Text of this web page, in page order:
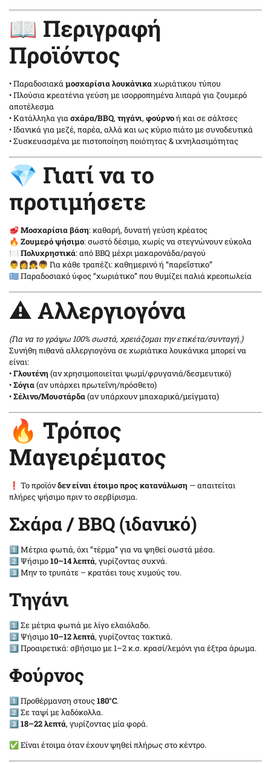
📖 Περιγραφή
Προϊόντος
• Παραδοσιακά μοσχαρίσια λουκάνικαχωριάτικου τύπου
• Πλούσια κρεατένια γεύση με ισορροπημένα λιπαρά για ζουμερό
αποτέλεσμα
• Κατάλληλα για σχάρα/BBQ, τηγάνι, φούρνοή και σε σάλτσες
• Ιδανικά για μεζέ, παρέα, αλλά και ως κύριο πιάτο με συνοδευτικά
• Συσκευασμένα με πιστοποίηση ποιότητας & ιχνηλασιμότητας
💎 Γιατί να το
προτιμήσετε
🥩Μοσχαρίσια βάση: καθαρή, δυνατή γεύση κρέατος
🔥 Ζουμερό ψήσιμο: σωστό δέσιμο, χωρίς να στεγνώνουν εύκολα
🍽️ Πολυχρηστικά: από BBQ μέχρι μακαρονάδα/ραγού
👨👩👧👦 Για κάθε τραπέζι: καθημερινό ή “παρεΐστικο”
🇬🇷 Παραδοσιακό ύφος “χωριάτικο” που θυμίζει παλιά κρεοπωλεία
⚠️ Αλλεργιογόνα
(Για να το γράψω 100% σωστά, χρειάζομαι την ετικέτα/συνταγή.)
Συνήθη πιθανά αλλεργιογόνα σε χωριάτικα λουκάνικα μπορεί να
είναι:
•Γλουτένη (αν χρησιμοποιείται ψωμί/φρυγανιά/δεσμευτικό)
•Σόγια(αν υπάρχει πρωτεΐνη/πρόσθετο)
•Σέλινο/Μουστάρδα(αν υπάρχουν μπαχαρικά/μείγματα)
🔥 Τρόπος
Μαγειρέματος
❗ Το προϊόνδεν είναι έτοιμο προς κατανάλωση — απαιτείται
πλήρες ψήσιμο πριν το σερβίρισμα.
Σχάρα / BBQ (ιδανικό)
1️⃣ Μέτρια φωτιά, όχι “τέρμα” για να ψηθεί σωστά μέσα.
2️⃣ Ψήσιμο10–14 λεπτά, γυρίζοντας συχνά.
3️⃣ Μην το τρυπάτε – κρατάει τους χυμούς του.
Τηγάνι
1️⃣ Σε μέτρια φωτιά με λίγο ελαιόλαδο.
2️⃣ Ψήσιμο10–12 λεπτά, γυρίζοντας τακτικά.
3️⃣ Προαιρετικά: σβήσιμο με 1–2 κ.σ. κρασί/λεμόνι για έξτρα άρωμα.
Φούρνος
1️⃣ Προθέρμανση στους180°C.
2️⃣ Σε ταψί με λαδόκολλα.
3️⃣18–22 λεπτά, γυρίζοντας μία φορά.
✅ Είναι έτοιμα όταν έχουν ψηθεί πλήρως στο κέντρο.